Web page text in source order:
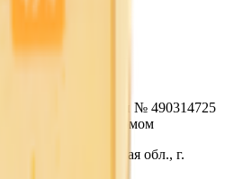
регистрации № 490314725
облисполкомом
Гомельская обл., г.